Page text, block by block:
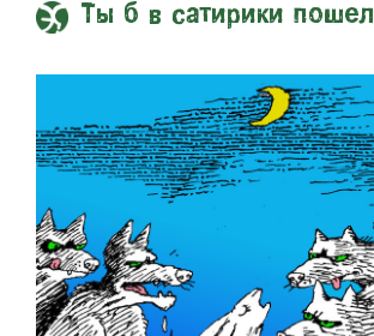
Ты б в сатирики пошел